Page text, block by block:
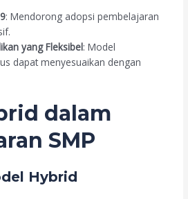
: Mendorong adopsi pembelajaran
yang Fleksibel: Model
dapat menyesuaikan dengan
dalam
SMP
Hybrid